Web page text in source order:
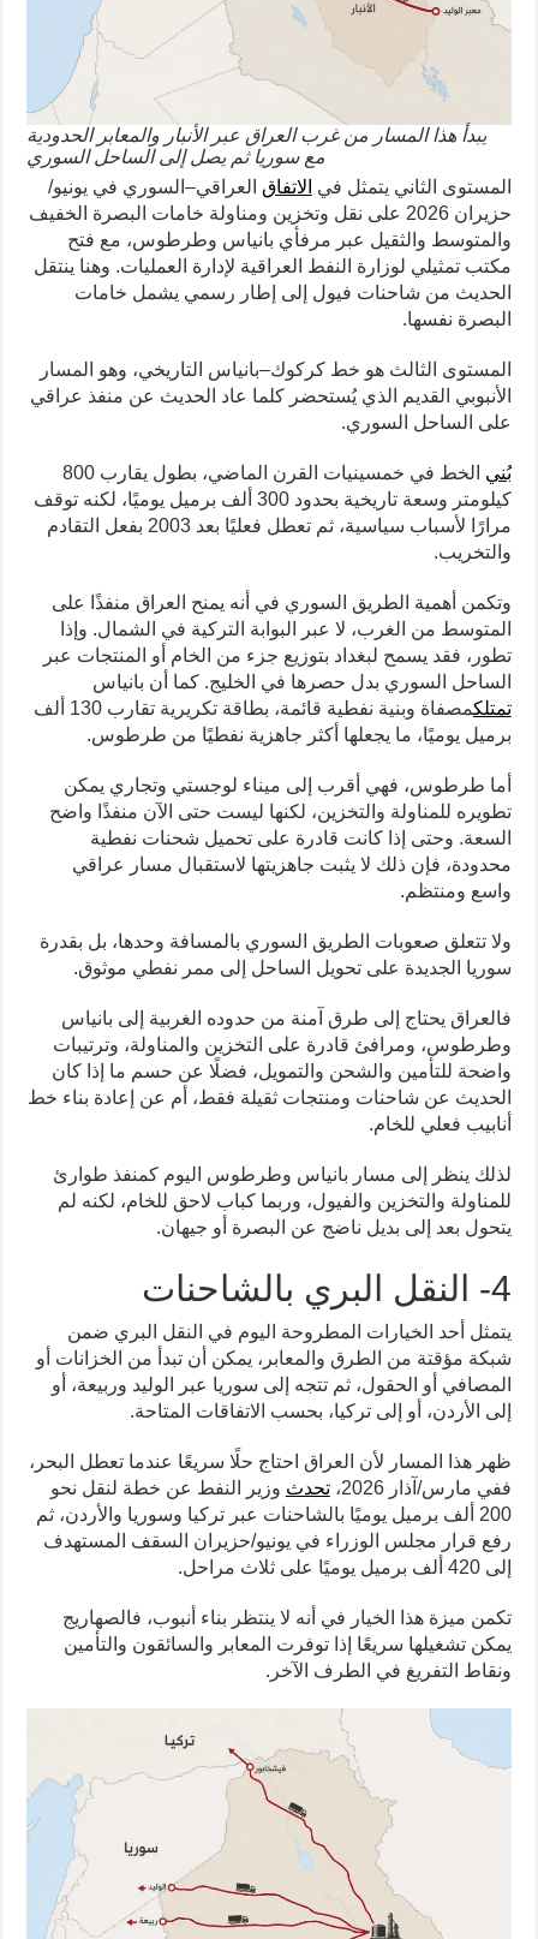
يبدأ هذا المسار من غرب العراق عبر الأنبار والمعابر الحدودية
مع سوريا ثم يصل إلى الساحل السوري
المستوى الثاني يتمثل في الاتفاق العراقي–السوري في يونيو/
حزيران 2026 على نقل وتخزين ومناولة خامات البصرة الخفيف
والمتوسط والثقيل عبر مرفأي بانياس وطرطوس، مع فتح
مكتب تمثيلي لوزارة النفط العراقية لإدارة العمليات. وهنا ينتقل
الحديث من شاحنات فيول إلى إطار رسمي يشمل خامات
البصرة نفسها.
المستوى الثالث هو خط كركوك–بانياس التاريخي، وهو المسار
الأنبوبي القديم الذي يُستحضر كلما عاد الحديث عن منفذ عراقي
على الساحل السوري.
بُني
الخط في خمسينيات القرن الماضي، بطول يقارب 800
كيلومتر وسعة تاريخية بحدود 300 ألف برميل يوميًا، لكنه توقف
مرارًا لأسباب سياسية، ثم تعطل فعليًا بعد 2003 بفعل التقادم
والتخريب.
وتكمن أهمية الطريق السوري في أنه يمنح العراق منفذًا على
المتوسط من الغرب، لا عبر البوابة التركية في الشمال. وإذا
تطور، فقد يسمح لبغداد بتوزيع جزء من الخام أو المنتجات عبر
الساحل السوري بدل حصرها في الخليج. كما أن بانياس
تمتلك
مصفاة وبنية نفطية قائمة، بطاقة تكريرية تقارب 130 ألف
برميل يوميًا، ما يجعلها أكثر جاهزية نفطيًا من طرطوس.
أما طرطوس، فهي أقرب إلى ميناء لوجستي وتجاري يمكن
تطويره للمناولة والتخزين، لكنها ليست حتى الآن منفذًا واضح
السعة. وحتى إذا كانت قادرة على تحميل شحنات نفطية
محدودة، فإن ذلك لا يثبت جاهزيتها لاستقبال مسار عراقي
واسع ومنتظم.
ولا تتعلق صعوبات الطريق السوري بالمسافة وحدها، بل بقدرة
سوريا الجديدة على تحويل الساحل إلى ممر نفطي موثوق.
فالعراق يحتاج إلى طرق آمنة من حدوده الغربية إلى بانياس
وطرطوس، ومرافئ قادرة على التخزين والمناولة، وترتيبات
واضحة للتأمين والشحن والتمويل، فضلًا عن حسم ما إذا كان
الحديث عن شاحنات ومنتجات ثقيلة فقط، أم عن إعادة بناء خط
أنابيب فعلي للخام.
لذلك ينظر إلى مسار بانياس وطرطوس اليوم كمنفذ طوارئ
للمناولة والتخزين والفيول، وربما كباب لاحق للخام، لكنه لم
يتحول بعد إلى بديل ناضج عن البصرة أو جيهان.
4- النقل البري بالشاحنات
يتمثل أحد الخيارات المطروحة اليوم في النقل البري ضمن
شبكة مؤقتة من الطرق والمعابر، يمكن أن تبدأ من الخزانات أو
المصافي أو الحقول، ثم تتجه إلى سوريا عبر الوليد وربيعة، أو
إلى الأردن، أو إلى تركيا، بحسب الاتفاقات المتاحة.
ظهر هذا المسار لأن العراق احتاج حلًا سريعًا عندما تعطل البحر،
ففي مارس/آذار 2026،
تحدث وزير النفط عن خطة لنقل نحو
200 ألف برميل يوميًا بالشاحنات عبر تركيا وسوريا والأردن، ثم
رفع قرار مجلس الوزراء في يونيو/حزيران السقف المستهدف
إلى 420 ألف برميل يوميًا على ثلاث مراحل.
تكمن ميزة هذا الخيار في أنه لا ينتظر بناء أنبوب، فالصهاريج
يمكن تشغيلها سريعًا إذا توفرت المعابر والسائقون والتأمين
ونقاط التفريغ في الطرف الآخر.